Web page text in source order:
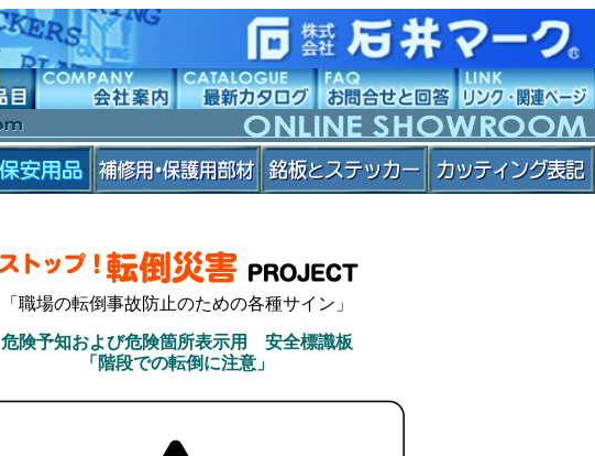
「職場の転倒事故防止のための各種サイン」
危険予知および危険箇所表示用 安全標識板
「階段での転倒に注意」